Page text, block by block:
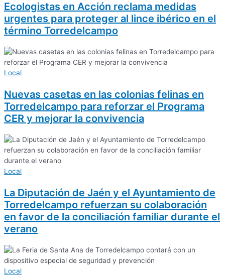
Ecologistas en Acción reclama medidas
urgentes para proteger al lince ibérico en el
término Torredelcampo
Local
Nuevas casetas en las colonias felinas en
Torredelcampo para reforzar el Programa
CER y mejorar la convivencia
Local
La Diputación de Jaén y el Ayuntamiento de
Torredelcampo refuerzan su colaboración
en favor de la conciliación familiar durante el
verano
Local